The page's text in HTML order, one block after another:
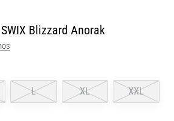
Blizzard Anorak
L XL XXL